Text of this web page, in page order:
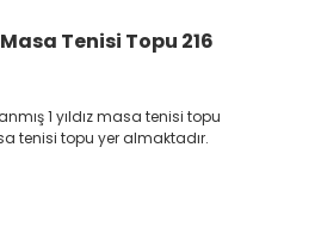
Masa Tenisi Topu 216
1 yıldız masa tenisi topu
tenisi topu yer almaktadır.